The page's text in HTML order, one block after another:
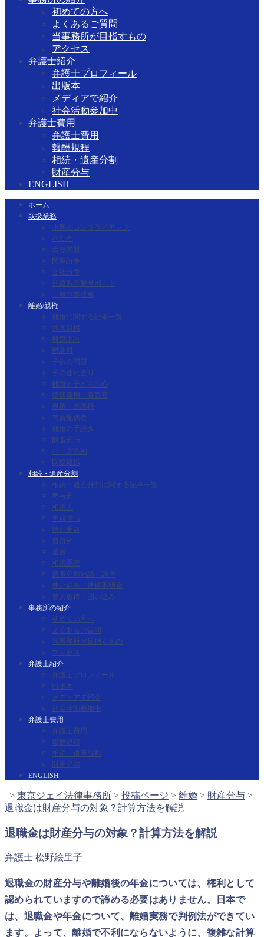
初めての方へ
よくあるご質問
当事務所が目指すもの
アクセス
弁護士紹介
弁護士プロフィール
出版本
メディアで紹介
社会活動参加中
弁護士費用
弁護士費用
報酬規程
相続・遺産分割
財産分与
ENGLISH
ホーム
取扱業務
企業のコンプライアンス
不動産
労働問題
民事紛争
会社紛争
外資系企業サポート
一般企業法務
離婚/親権
離婚に関する記事一覧
共同親権
離婚訴訟
慰謝料
子供の問題
子の連れ去り
離婚と子どもの心
婚姻費用・養育費
親権・監護権
有責配偶者
離婚の手続き
財産分与
ハーグ条約
国際離婚
相続・遺産分割
相続・遺産分割に関する記事一覧
寄与分
相続人
生前贈与
特別受益
遺留分
遺言
相続手続
遺産分割協議・調停
使い込み・使途不明金
老人虐待・囲い込み
事務所の紹介
初めての方へ
よくあるご質問
当事務所が目指すもの
アクセス
弁護士紹介
弁護士プロフィール
出版本
メディアで紹介
社会活動参加中
弁護士費用
弁護士費用
報酬規程
相続・遺産分割
財産分与
ENGLISH
> 東京ジェイ法律事務所 > 投稿ページ > 離婚 > 財産分与 >
退職金は財産分与の対象？計算方法を解説
退職金は財産分与の対象？計算方法を解説
弁護士 松野絵里子
退職金の財産分与や離婚後の年金については、権利として
認められていますので諦める必要はありません。日本で
は、退職金や年金について、離婚実務で判例法ができてい
ます。よって、離婚で不利にならないように、複雑な計算